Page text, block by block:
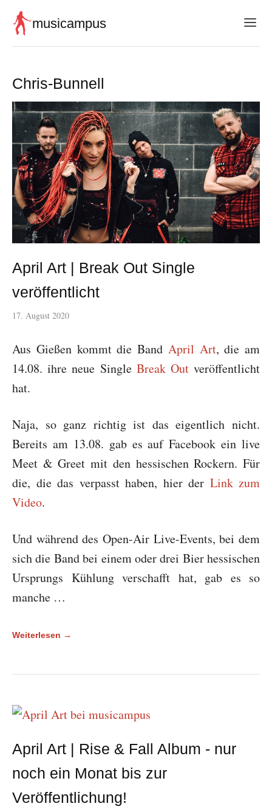
musicampus
Chris-Bunnell
April Art | Break Out Single
veröffentlicht
17. August 2020
Aus Gießen kommt die Band April Art, die am
14.08. ihre neue Single Break Outveröffentlicht
hat.
Naja, so ganz richtig ist das eigentlich nicht.
Bereits am 13.08. gab es auf Facebook ein live
Meet & Greet mit den hessischen Rockern. Für
die, die das verpasst haben, hier der Link zum
Video.
Und während des Open-Air Live-Events, bei dem
sich die Band bei einem oder drei Bier hessischen
Ursprungs Kühlung verschafft hat, gab es so
manche …
Weiterlesen →
April Art | Rise & Fall Album - nur
noch ein Monat bis zur
Veröffentlichung!